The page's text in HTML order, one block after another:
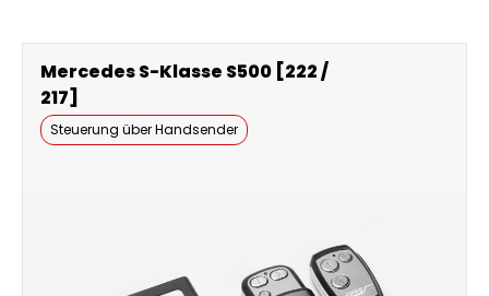
Mercedes S-Klasse S500 [222 /
217]
Steuerung über Handsender